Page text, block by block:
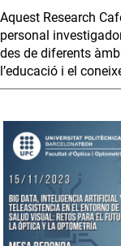
Aquest Research
personal
des de diferents
l’educació i el